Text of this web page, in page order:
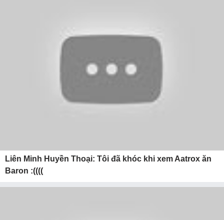
Liên Minh Huyền Thoại: Tôi đã khóc khi xem Aatrox ăn
Baron :((((